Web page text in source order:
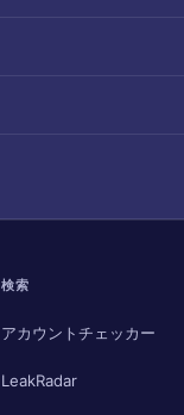
検索
アカウントチェッカー
LeakRadar